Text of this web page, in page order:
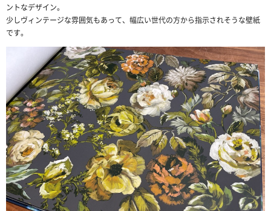
ントなデザイン。
少しヴィンテージな雰囲気もあって、幅広い世代の方から指示されそうな壁紙
です。